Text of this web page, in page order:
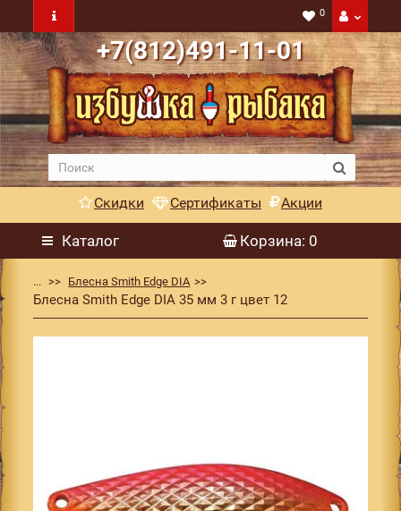
0
+7(812)491-11-01
Скидки Сертификаты Акции
Каталог Корзина: 0
... Блесна Smith Edge DIA
Блесна Smith Edge DIA 35 мм 3 г цвет 12